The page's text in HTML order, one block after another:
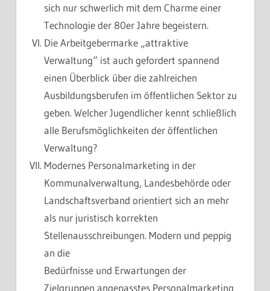
sich nur schwerlich mit dem Charme einer
Technologie der 80er Jahre begeistern.
Die Arbeitgebermarke „attraktive
Verwaltung“ ist auch gefordert spannend
einen Überblick über die zahlreichen
Ausbildungsberufen im öffentlichen Sektor zu
geben. Welcher Jugendlicher kennt schließlich
alle Berufsmöglichkeiten der öffentlichen
Verwaltung?
Modernes Personalmarketing in der
Kommunalverwaltung, Landesbehörde oder
Landschaftsverband orientiert sich an mehr
als nur juristisch korrekten
Stellenausschreibungen. Modern und peppig
an die
Bedürfnisse und Erwartungen der
Zielgruppen angepasstes Personalmarketing